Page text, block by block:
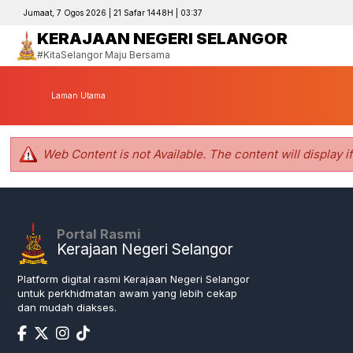
Jumaat, 7 Ogos 2026 | 21 Safar 1448H | 03:37
KERAJAAN NEGERI SELANGOR
#KitaSelangor Maju Bersama
Laman Utama
Web Content is not Available. The content will
Portal Rasmi
Kerajaan Negeri Selangor
Platform digital rasmi Kerajaan Negeri Selangor
untuk perkhidmatan awam yang lebih cekap
dan mudah diakses.